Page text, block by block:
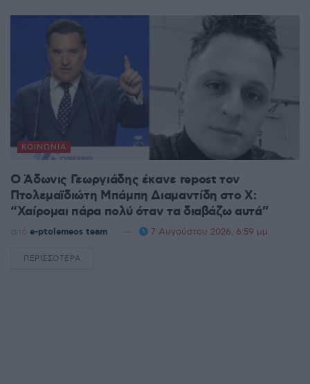
ΚΟΙΝΩΝΊΑ
Ο Άδωνις Γεωργιάδης έκανε repost τον
Πτολεμαϊδιώτη Μπάμπη Διαμαντίδη στο X:
“Χαίρομαι πάρα πολύ όταν τα διαβάζω αυτά”
από e-ptolemeos team 7 Αυγούστου 2026, 6:59 μμ
ΠΕΡΙΣΣΌΤΕΡΑ